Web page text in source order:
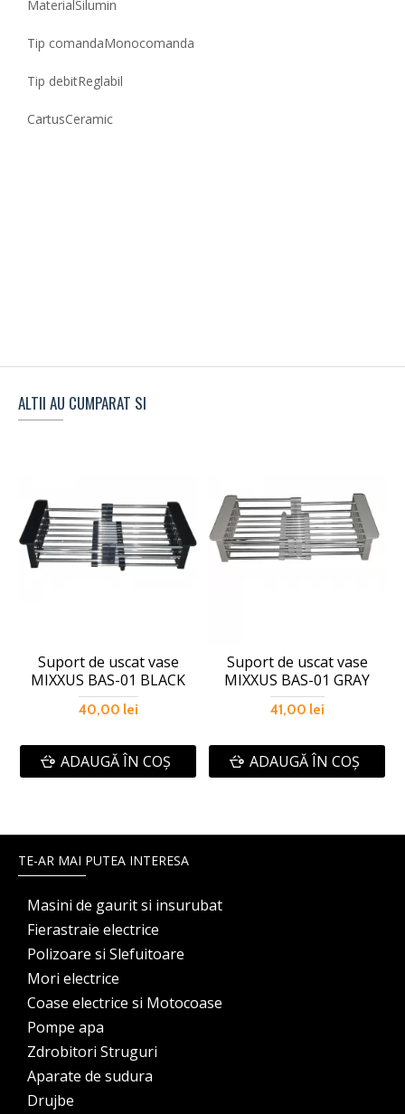
Material Silumin
Tip comandaMonocomanda
Tip debitReglabil
CartusCeramic
ALTII AU CUMPARAT SI
Suport de uscat vase
MIXXUS BAS-01 BLACK
40,00 lei
ADAUGĂ ÎN COŞ
Suport de uscat vase
MIXXUS BAS-01 GRAY
41,00 lei
ADAUGĂ ÎN COŞ
TE-AR MAI PUTEA INTERESA
Masini de gaurit si insurubat
Fierastraie electrice
Polizoare si Slefuitoare
Mori electrice
Coase electrice si Motocoase
Pompe apa
Zdrobitori Struguri
Aparate de sudura
Drujbe